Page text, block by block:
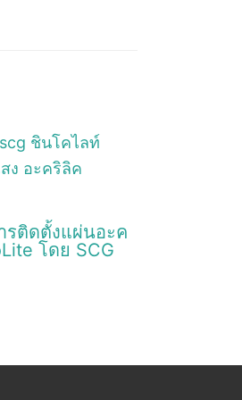
รติดตั้งแผ่นอะค
โดย SCG